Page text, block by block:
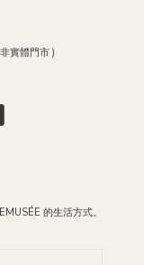
實體門市 )
的生活方式。